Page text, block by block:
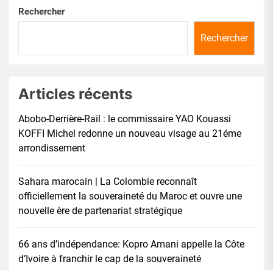
Rechercher
Rechercher
Articles récents
Abobo-Derrière-Rail : le commissaire YAO Kouassi
KOFFI Michel redonne un nouveau visage au 21éme
arrondissement
Sahara marocain | La Colombie reconnaît
officiellement la souveraineté du Maroc et ouvre une
nouvelle ère de partenariat stratégique
66 ans d’indépendance: Kopro Amani appelle la Côte
d’Ivoire à franchir le cap de la souveraineté